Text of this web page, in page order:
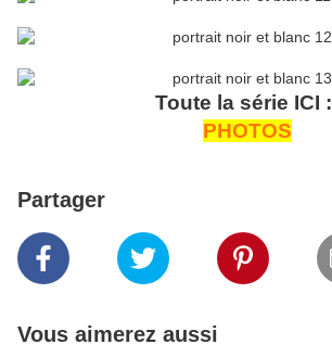
Toute la série ICI :
PHOTOS
Partager
Vous aimerez aussi